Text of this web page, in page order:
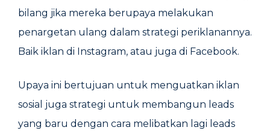
bilang jika mereka berupaya melakukan
penargetan ulang dalam strategi periklanannya.
Baik iklan di Instagram, atau juga di Facebook.
Upaya ini bertujuan untuk menguatkan iklan
sosial juga strategi untuk membangun leads
yang baru dengan cara melibatkan lagi leads